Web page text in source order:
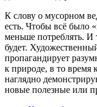
К слову о мусорном
есть. Чтобы всё было
меньше потреблять. И
будет.
пропагандирует
к природе, в то время
наглядно
новые полезные или